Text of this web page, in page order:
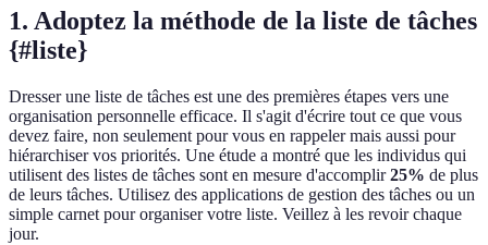
1. Adoptez la méthode de la liste de tâches
{#liste}
Dresser une liste de tâches est une des premières étapes vers une
organisation personnelle efficace. Il s'agit d'écrire tout ce que vous
devez faire, non seulement pour vous en rappeler mais aussi pour
hiérarchiser vos priorités. Une étude a montré que les individus qui
utilisent des listes de tâches sont en mesure d'accomplir25% de plus
de leurs tâches. Utilisez des applications de gestion des tâches ou un
simple carnet pour organiser votre liste. Veillez à les revoir chaque
jour.